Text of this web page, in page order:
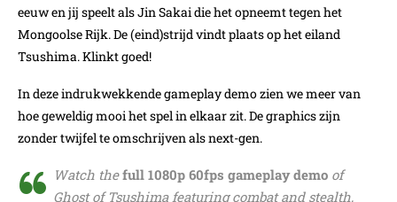
eeuw en jij speelt als Jin Sakai die het opneemt tegen het
Mongoolse Rijk. De (eind)strijd vindt plaats op het eiland
Tsushima. Klinkt goed!
In deze indrukwekkende gameplay demo zien we meer van
hoe geweldig mooi het spel in elkaar zit. De graphics zijn
zonder twijfel te omschrijven als next-gen.
Watch thefull 1080p 60fps gameplay demo of
Ghost of Tsushima featuring combat and stealth,